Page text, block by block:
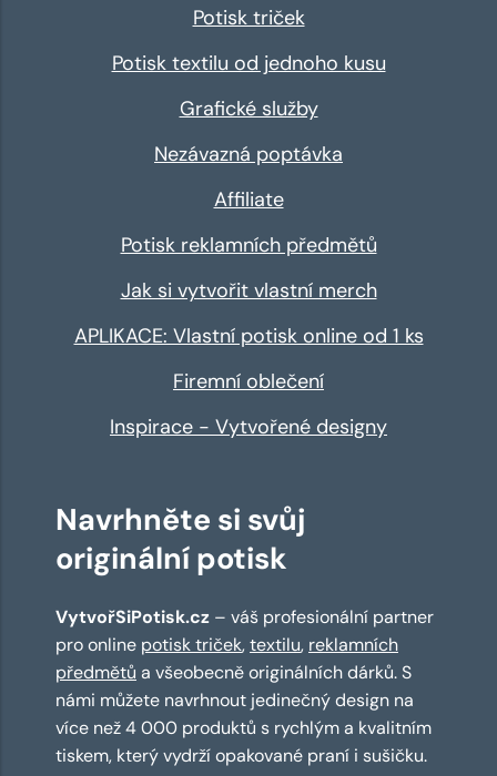
Potisk triček
Potisk textilu od jednoho kusu
Grafické služby
Nezávazná poptávka
Affiliate
Potisk reklamních předmětů
Jak si vytvořit vlastní merch
APLIKACE: Vlastní potisk online od 1 ks
Firemní oblečení
Inspirace - Vytvořené designy
Navrhněte si svůj
originální potisk
VytvořSiPotisk.cz – váš profesionální partner
pro online potisk triček,textilu, reklamních
předmětů a všeobecně originálních dárků. S
námi můžete navrhnout jedinečný design na
více než 4 000 produktů s rychlým a kvalitním
tiskem, který vydrží opakované praní i sušičku.